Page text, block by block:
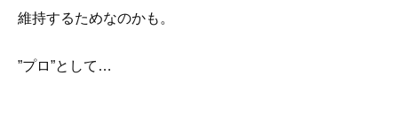
維持するためなのかも。
”プロ”として…